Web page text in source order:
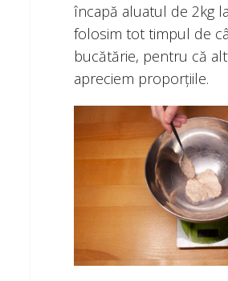
încapă aluatul de 2kg
folosim tot timpul de
bucătărie, pentru că
apreciem proporțiile.